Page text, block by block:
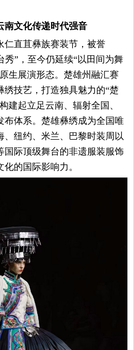
南文化传递时代强音
仁直苴彝族赛装节，被誉
秀”，至今仍延续“以田间为舞
生展演形态。楚雄州融汇赛
绣技艺，打造独具魅力的“楚
建起立足云南、辐射全国、
布体系。楚雄彝绣成为全国唯
、纽约、米兰、巴黎时装周以
际顶级舞台的非遗服装服饰
的国际影响力。